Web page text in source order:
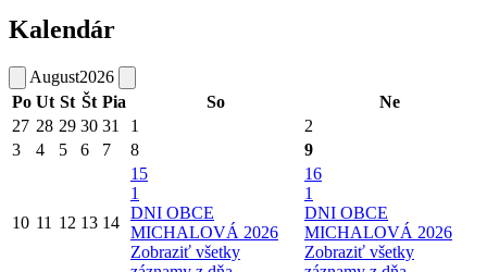
Kalendár
August2026
Po Ut St Št Pia So
Ne
27 28 29 30 31 1
2
3
4 5 6 7 8 9
10 11 12 13 14
15
1
DNI OBCE
MICHALOVÁ 2026
Zobraziť všetky
16
1
DNI OBCE
MICHALOVÁ 2026
Zobraziť všetky